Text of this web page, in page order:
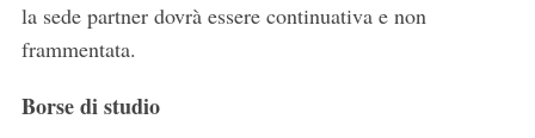
la sede partner dovrà essere continuativa e non
frammentata.
Borse di studio